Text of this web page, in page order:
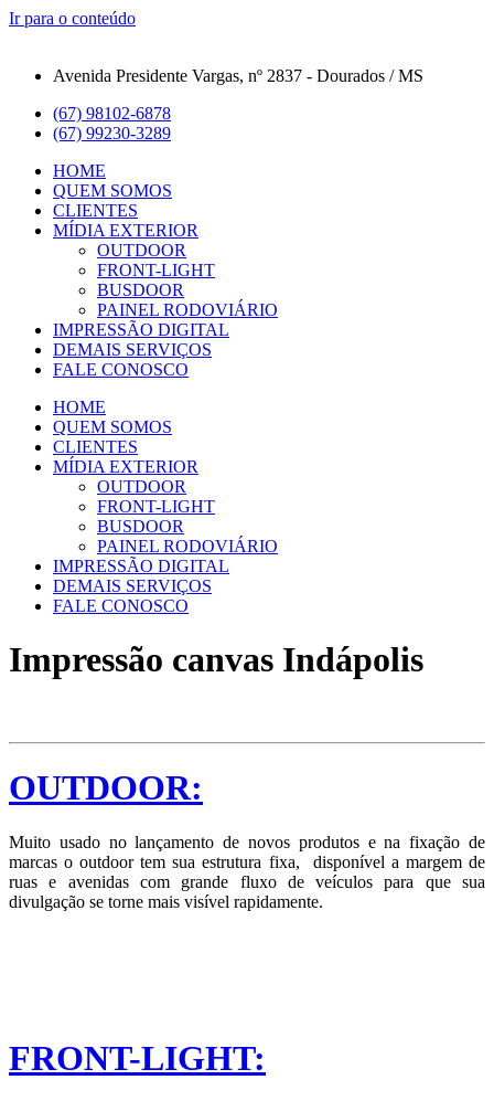
Ir para o conteúdo
Avenida Presidente Vargas, nº 2837 - Dourados / MS
(67) 98102-6878
(67) 99230-3289
HOME
QUEM SOMOS
CLIENTES
MÍDIA EXTERIOR
OUTDOOR
FRONT-LIGHT
BUSDOOR
PAINEL RODOVIÁRIO
IMPRESSÃO DIGITAL
DEMAIS SERVIÇOS
FALE CONOSCO
HOME
QUEM SOMOS
CLIENTES
MÍDIA EXTERIOR
OUTDOOR
FRONT-LIGHT
BUSDOOR
PAINEL RODOVIÁRIO
IMPRESSÃO DIGITAL
DEMAIS SERVIÇOS
FALE CONOSCO
Impressão canvas Indápolis
OUTDOOR:
Muito usado no lançamento de novos produtos e na fixação de
marcas o outdoor tem sua estrutura fixa, disponível a margem de
ruas e avenidas com grande fluxo de veículos para que sua
divulgação se torne mais visível rapidamente.
FRONT-LIGHT: